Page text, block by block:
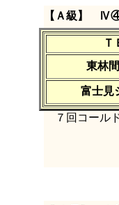
【Ａ級】
Ｔ
東林
富士見
７回コール